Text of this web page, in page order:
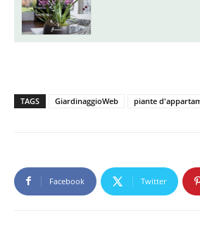
TAGS GiardinaggioWeb piante
Facebook Twitter